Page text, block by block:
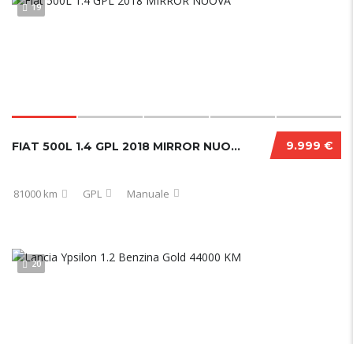
19
9.999 €
FIAT 500L 1.4 GPL 2018 MIRROR NUOVA
81000 km GPL Manuale
20